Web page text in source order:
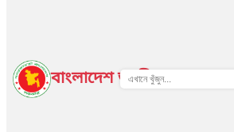
বাংলাদেশ জাতীয় তথ্য বাতায়ন